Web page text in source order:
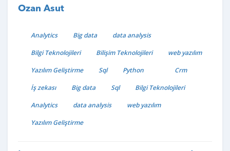
Ozan Asut
Analytics Big data
data analysis
Bilgi Teknolojileri
Bilişim Teknolojileri
web yazılım
Yazılım Geliştirme
Sql Python
Crm
İş zekası
Big data Sql
Bilgi Teknolojileri
Analytics
data analysis
web yazılım
Yazılım Geliştirme